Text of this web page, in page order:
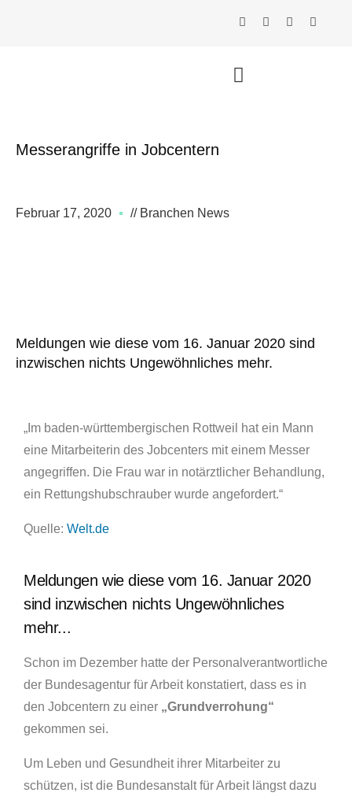
Messerangriffe in Jobcentern
Februar 17, 2020 // Branchen News
Meldungen wie diese vom 16. Januar 2020 sind
inzwischen nichts Ungewöhnliches mehr.
„Im baden-württembergischen Rottweil hat ein Mann
eine Mitarbeiterin des Jobcenters mit einem Messer
angegriffen. Die Frau war in notärztlicher Behandlung,
ein Rettungshubschrauber wurde angefordert.“
Quelle: Welt.de
Meldungen wie diese vom 16. Januar 2020
sind inzwischen nichts Ungewöhnliches
mehr...
Schon im Dezember hatte der Personalverantwortliche
der Bundesagentur für Arbeit konstatiert, dass es in
den Jobcentern zu einer „Grundverrohung“
gekommen sei.
Um Leben und Gesundheit ihrer Mitarbeiter zu
schützen, ist die Bundesanstalt für Arbeit längst dazu